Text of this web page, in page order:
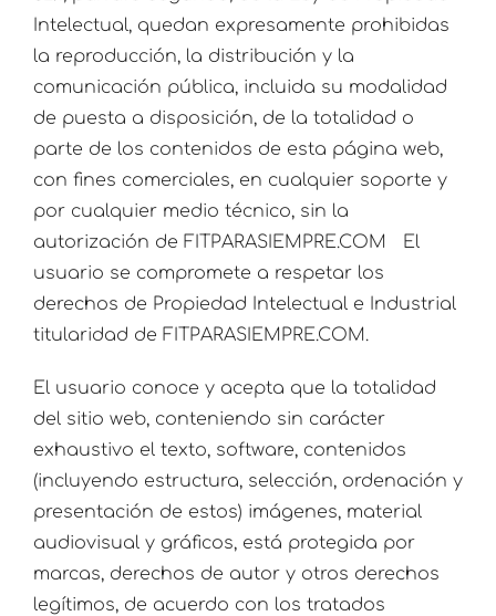
Intelectual, quedan expresamente prohibidas
la reproducción, la distribución y la
comunicación pública, incluida su modalidad
de puesta a disposición, de la totalidad o
parte de los contenidos de esta página web,
con fines comerciales, en cualquier soporte y
por cualquier medio técnico, sin la
autorización de FITPARASIEMPRE.COM El
usuario se compromete a respetar los
derechos de Propiedad Intelectual e Industrial
titularidad de FITPARASIEMPRE.COM.
El usuario conoce y acepta que la totalidad
del sitio web, conteniendo sin carácter
exhaustivo el texto, software, contenidos
(incluyendo estructura, selección, ordenación y
presentación de estos) imágenes, material
audiovisual y gráficos, está protegida por
marcas, derechos de autor y otros derechos
legítimos, de acuerdo con los tratados